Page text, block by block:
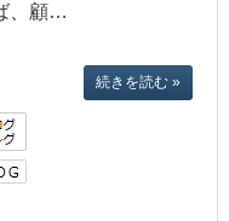
、顧…
続きを読む »